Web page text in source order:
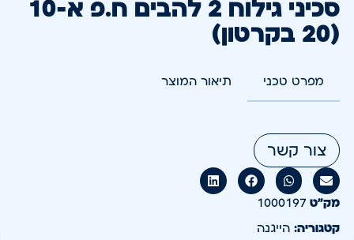
סכיני גילוח 2 להבים ח.פ א-10
(20 בקרטון)
מפרט טכני תיאור המוצר
צור קשר
מק״ט 1000197
קטגוריה: הייגנה